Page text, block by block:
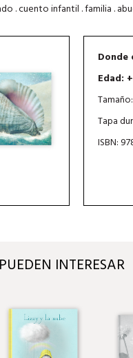
. cuento infantil . familia .
Donde
Edad:
Tapa
ISBN:
INTERESAR